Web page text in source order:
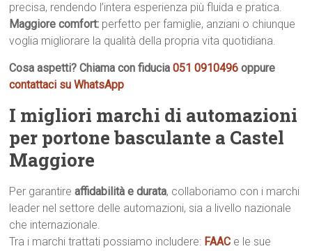
precisa, rendendo l’intera esperienza più fluida e pratica.
Maggiore comfort: perfetto per famiglie, anziani o chiunque
voglia migliorare la qualità della propria vita quotidiana.
Cosa aspetti? Chiama con fiducia051 0910496 oppure
contattaci su WhatsApp
I migliori marchi di automazioni
per portone basculante a Castel
Maggiore
Per garantireaffidabilità e durata, collaboriamo con i marchi
leader nel settore delle automazioni, sia a livello nazionale
che internazionale.
Tra i marchi trattati possiamo includere: FAAC e le sue